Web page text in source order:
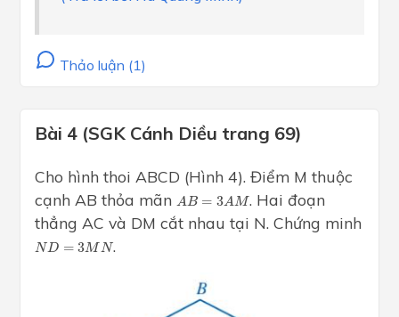
Thảo luận (1)
Bài 4 (SGK Cánh Diều trang 69)
Cho hình thoi ABCD (Hình 4). Điểm M thuộc
cạnh AB thỏa mãn A B = 3A M
A B= A M
. Hai đoạn
thẳng AC và DM cắt nhau tại N. Chứng minh
N D = 3M N
ND= M N .